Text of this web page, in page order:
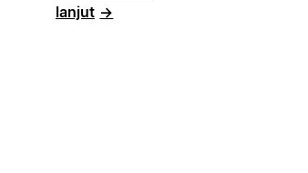
lanjut →